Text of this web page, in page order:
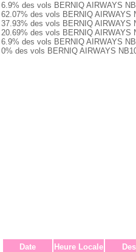
6.9% des vols BERNIQ AIRWAYS
62.07% des vols BERNIQ AIRWAYS
37.93% des vols BERNIQ AIRWAYS
20.69% des vols BERNIQ AIRWAYS
6.9% des vols BERNIQ AIRWAYS
0% des vols BERNIQ AIRWAYS
Date Heure Locale